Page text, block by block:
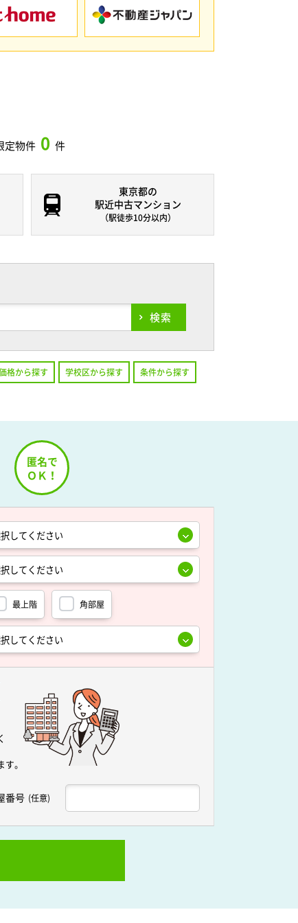
定物件 0 件
東京都の
駅近中古マンション
（駅徒歩10分以内）
検索
格から探す 学校区から探す 条件から探す
最上階 角部屋
。
番号 (任意)